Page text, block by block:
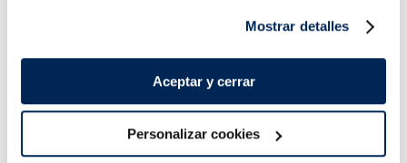
Mostrar detalles
Aceptar y cerrar
Personalizar cookies
Sin espinas Sin piel
Pack 4 x 125 g
Añadir
Filetes de salmón
Premium
Sin espinas Sin piel
13,99 €